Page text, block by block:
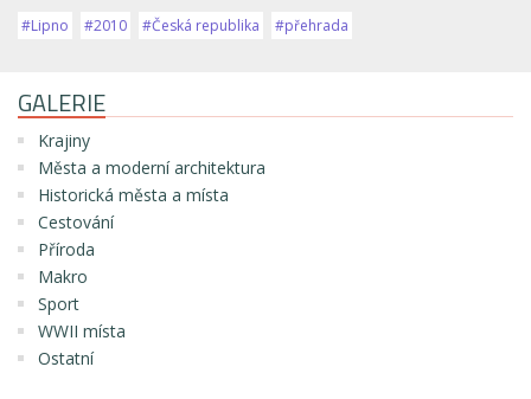
#Lipno #2010 #Česká republika #přehrada
GALERIE
Krajiny
Města a moderní architektura
Historická města a místa
Cestování
Příroda
Makro
Sport
WWII místa
Ostatní